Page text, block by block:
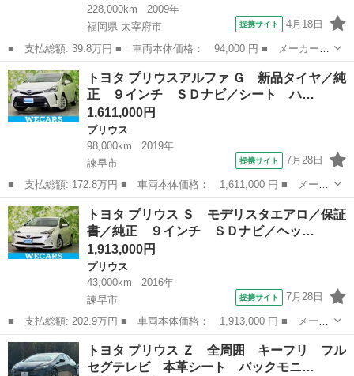
228,000km
2009年
福岡県 太宰府市
提携サイト 4月18日
■ 支払総額: 39.8万円 ■ 車両本体価格： 94,000 円 ■ メーカー
名： トヨタ ■ 車種名： プリウス ■ グレード名： Ｇ ＨＶバ
ッテリーリビルド済 ＳＤナビ ワンセグＴＶ バックカメラ ＥＴ
Ｃ ■ 排気量...
福岡 太宰府市 プリウス
トヨタ プリウスアルファ Ｇ 新品タイヤ／純
正 ９インチ ＳＤナビ／シート ハ…
1,611,000円
プリウス
98,000km
2019年
諫早市
提携サイト 7月28日
■ 支払総額: 172.8万円 ■ 車両本体価格： 1,611,000 円 ■ メーカ
ー名： トヨタ ■ 車種名： プリウスアルファ ■ グレード名：
Ｇ 新品タイヤ／純正 ９インチ ＳＤナビ／シート ハーフレザー
／ドライ...
長崎 諫早市 プリウス
トヨタ プリウス Ｓ モデリスタエアロ／保証
書／純正 ９インチ ＳＤナビ／ヘッ…
1,913,000円
プリウス
43,000km
2016年
諫早市
提携サイト 7月28日
■ 支払総額: 202.9万円 ■ 車両本体価格： 1,913,000 円 ■ メーカ
ー名： トヨタ ■ 車種名： プリウス ■ グレード名： Ｓ モデ
リスタエアロ／保証書／純正 ９インチ ＳＤナビ／ヘッドランプ
ＬＥＤ／...
長崎 諫早市 プリウス
トヨタ プリウス Ｚ 全周囲 キーフリ フル
セグテレビ 本革シート バックモニ…